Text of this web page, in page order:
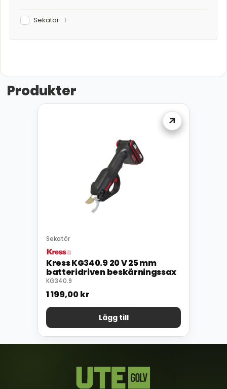
Sekatör 1
Produkter
Sekatör
Kress KG340.9 20 V 25 mm
batteridriven beskärningssax
KG340.9
1 199,00kr
Lägg till